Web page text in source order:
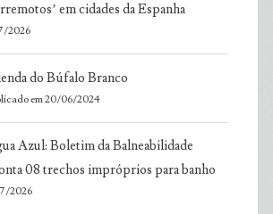
em cidades da Espanha
2026
do Búfalo Branco
em 20/06/2024
Azul: Boletim da Balneabilidade
08 trechos impróprios para banho
2026